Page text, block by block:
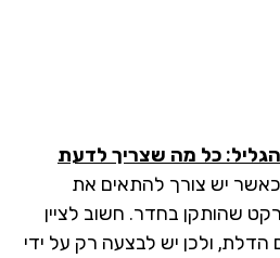
כל מה שצריך לדעת
יש צורך להתאים את
בחדר. חשוב לציין
ולכן יש לבצעה רק על ידי